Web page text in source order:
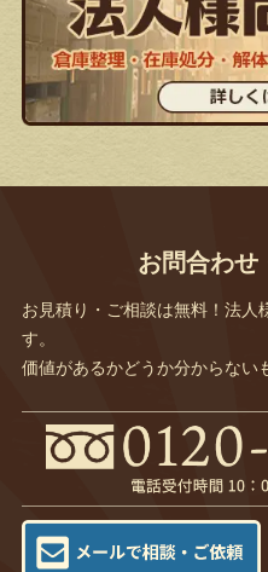
お問合わせ
お見積り・ご相談は無料！法人
す。
価値があるかどうか分からない